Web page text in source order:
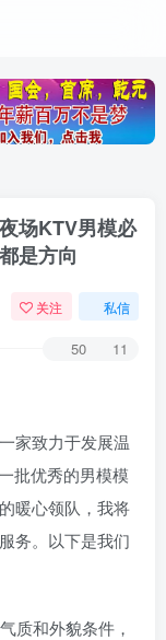
场KTV男模必
是方向
关注 私信
50 11
家致力于发展温
批优秀的男模模
暖心领队，我将
务。以下是我们
质和外貌条件，